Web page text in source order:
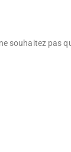
souhaitez pas